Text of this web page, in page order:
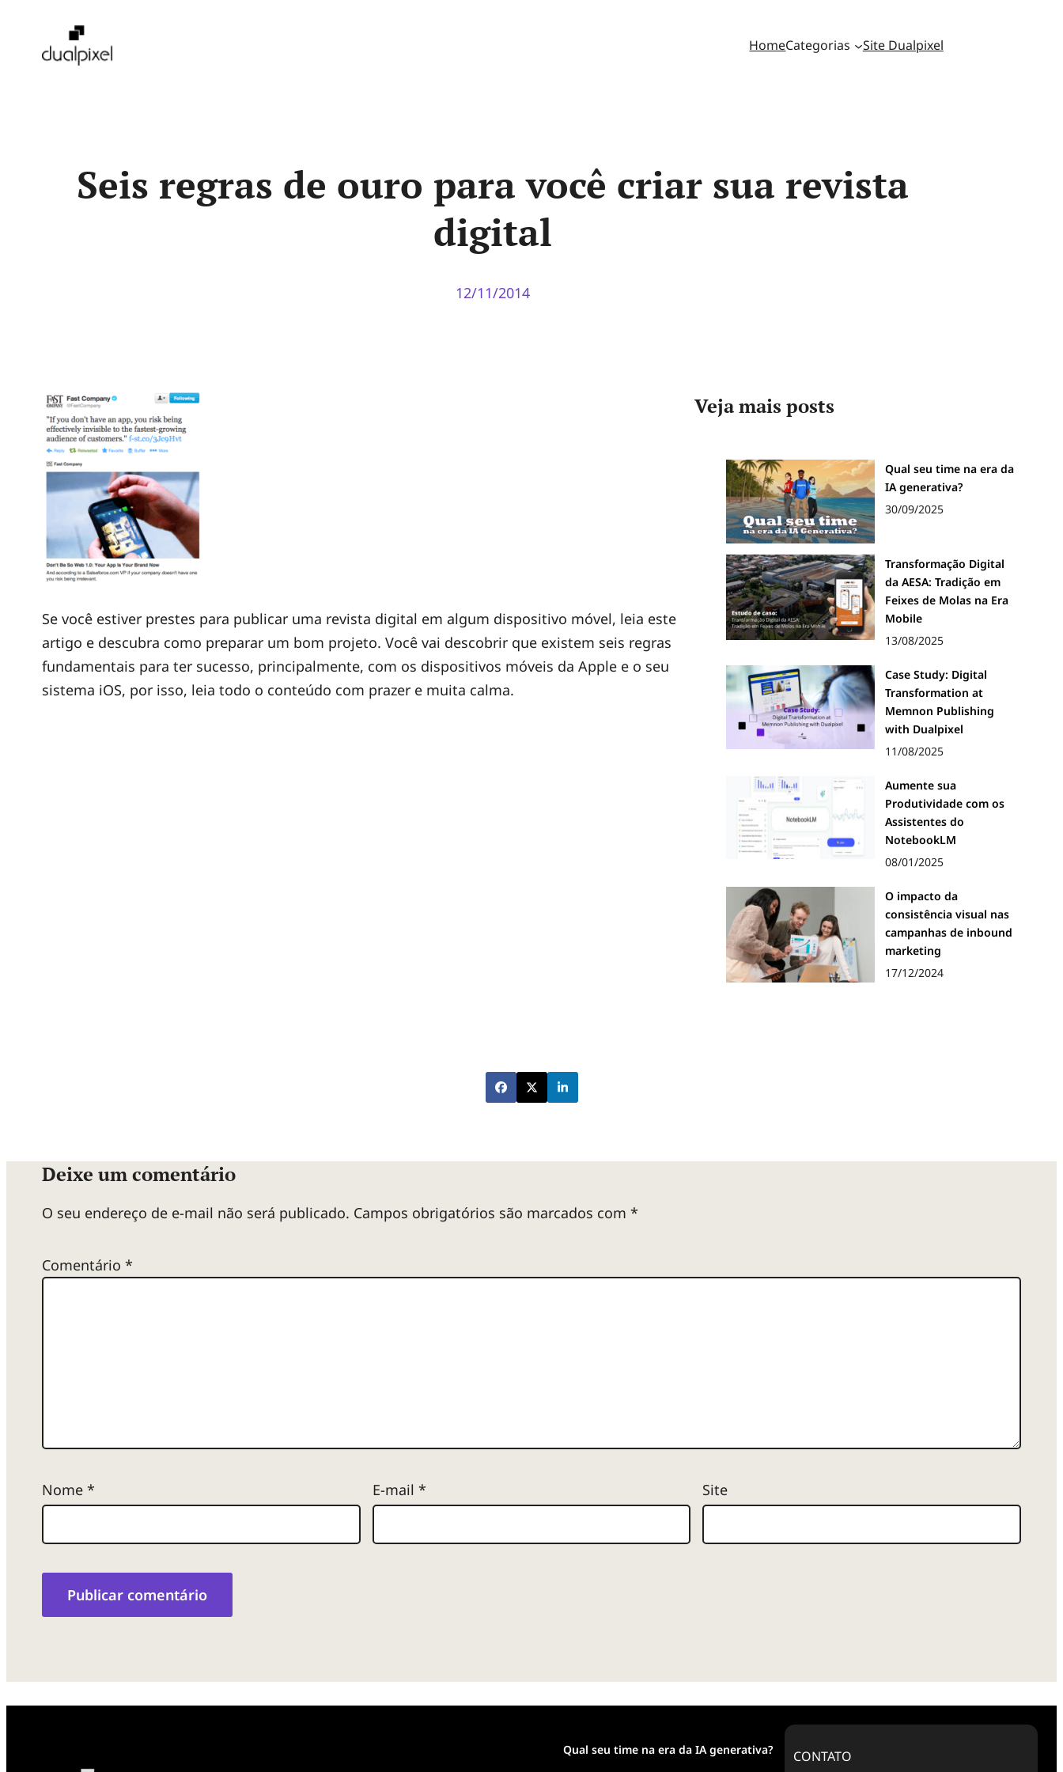
HomeCategorias Site Dualpixel
Seis regras de ouro para você criar sua revista
digital
12/11/2014
Se você estiver prestes para publicar uma revista digital em algum dispositivo móvel, leia este
artigo e descubra como preparar um bom projeto. Você vai descobrir que existem seis regras
fundamentais para ter sucesso, principalmente, com os dispositivos móveis da Apple e o seu
sistema iOS, por isso, leia todo o conteúdo com prazer e muita calma.
Veja mais posts
Qual seu time na era da
IA generativa?
30/09/2025
Transformação Digital
da AESA: Tradição em
Feixes de Molas na Era
Mobile
13/08/2025
Case Study: Digital
Transformation at
Memnon Publishing
with Dualpixel
11/08/2025
Aumente sua
Produtividade com os
Assistentes do
NotebookLM
08/01/2025
O impacto da
consistência visual nas
campanhas de inbound
marketing
17/12/2024
Deixe um comentário
O seu endereço de e-mail não será publicado. Campos obrigatórios são marcados com *
Comentário *
Nome * E-mail * Site
Qual seu time na era da IA generativa?
CONTATO